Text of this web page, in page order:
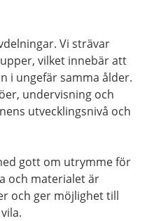
Vi strävar
vilket innebär att
i ungefär samma ålder.
undervisning och
utvecklingsnivå och
gott om utrymme för
och materialet är
och ger möjlighet till